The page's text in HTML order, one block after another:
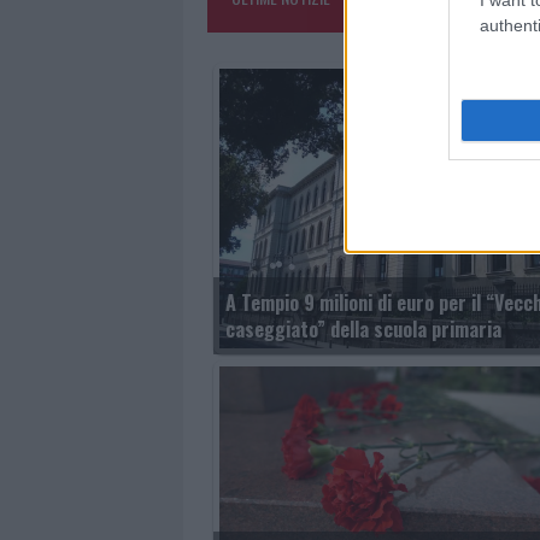
A Tempio 9 milioni di euro per il
caseggiato” della scuola primaria